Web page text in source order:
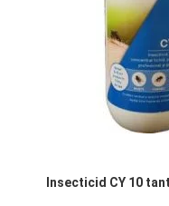
Insecticid CY 10